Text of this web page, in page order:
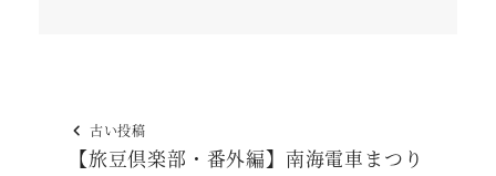
古い投稿
【旅豆倶楽部・番外編】南海電車まつり